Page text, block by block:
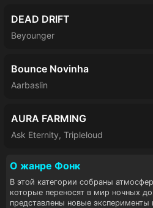
DEAD DRIFT
Beyounger
Bounce Novinha
Aarbaslin
AURA FARMING
Ask Eternity, Tripleloud
О жанре Фoнк
В этой категории собраны
которые переносят в мир ночных
представлены новые